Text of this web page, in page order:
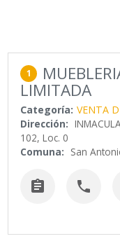
1
LIMITADA
Categoría: VENTA
Dirección:
102, Loc. 0
Comuna: San
 